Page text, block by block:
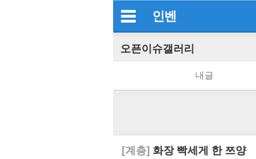
인벤
오픈이슈갤러리
내글
[계층] 화장 빡세게 한 쯔양